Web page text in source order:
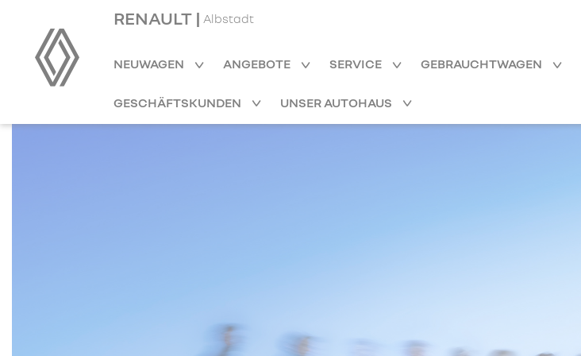
RENAULT | Albstadt
NEUWAGEN ANGEBOTE SERVICE GEBRAUCHTWAGEN
GESCHÄFTSKUNDEN UNSER AUTOHAUS